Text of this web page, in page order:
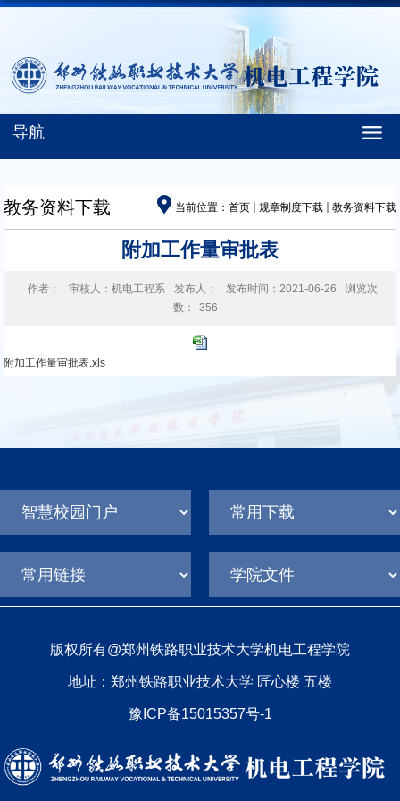
导航
当前位置： 首页 规章制度下载 教务资料下载
教务资料下载
附加工作量审批表
作者： 审核人：机电工程系 发布人： 发布时间：2021-06-26
浏览次
数：
356
附加工作量审批表.xls
版权所有@郑州铁路职业技术大学机电工程学院
地址：郑州铁路职业技术大学 匠心楼 五楼
豫ICP备15015357号-1